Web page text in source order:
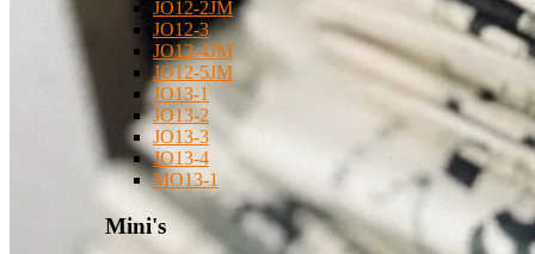
JO12-2JM
JO12-3
JO12-4JM
JO12-5JM
JO13-1
JO13-2
JO13-3
JO13-4
MO13-1
Mini's